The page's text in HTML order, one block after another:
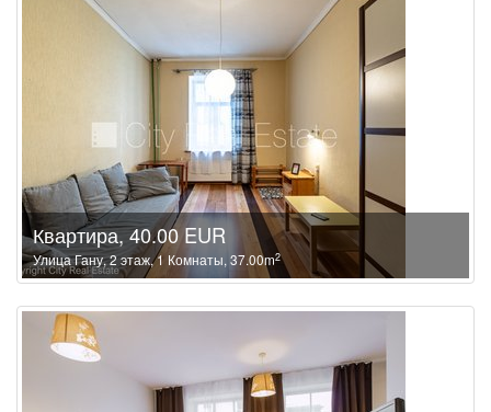
Квартира, 40.00 EUR
Улица Гану, 2 этаж, 1 Комнаты, 37.00m2